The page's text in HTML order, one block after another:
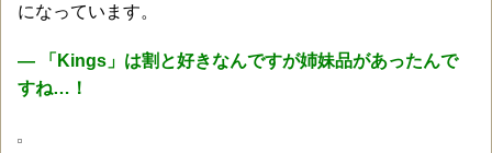
になっています。
― 「Kings」は割と好きなんですが姉妹品があったんで
すね…！